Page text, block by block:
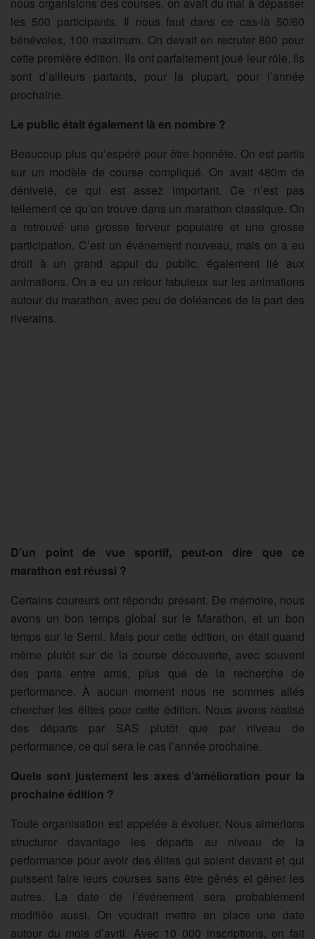
les 500 participants. Il nous faut dans ce cas-là 50/60
bénévoles, 100 maximum. On devait en recruter 800 pour
cette première édition. Ils ont parfaitement joué leur rôle. Ils
sont d’ailleurs partants, pour la plupart, pour l’année
prochaine.
Le public était également là en nombre ?
Beaucoup plus qu’espéré pour être honnête. On est partis
sur un modèle de course compliqué. On avait 480m de
dénivelé, ce qui est assez important. Ce n’est pas
tellement ce qu’on trouve dans un marathon classique. On
a retrouvé une grosse ferveur populaire et une grosse
participation. C’est un événement nouveau, mais on a eu
droit à un grand appui du public, également lié aux
animations. On a eu un retour fabuleux sur les animations
autour du marathon, avec peu de doléances de la part des
riverains.
D’un point de vue sportif, peut-on dire que ce
marathon est réussi ?
Certains coureurs ont répondu présent. De mémoire, nous
avons un bon temps global sur le Marathon, et un bon
temps sur le Semi. Mais pour cette édition, on était quand
même plutôt sur de la course découverte, avec souvent
des paris entre amis, plus que de la recherche de
performance. À aucun moment nous ne sommes allés
chercher les élites pour cette édition. Nous avons réalisé
des départs par SAS plutôt que par niveau de
performance, ce qui sera le cas l’année prochaine.
Quels sont justement les axes d’amélioration pour la
prochaine édition ?
Toute organisation est appelée à évoluer. Nous aimerions
structurer davantage les départs au niveau de la
performance pour avoir des élites qui soient devant et qui
puissent faire leurs courses sans être gênés et gêner les
autres. La date de l’événement sera probablement
modifiée aussi. On voudrait mettre en place une date
autour du mois d’avril. Avec 10 000 inscriptions, on fait